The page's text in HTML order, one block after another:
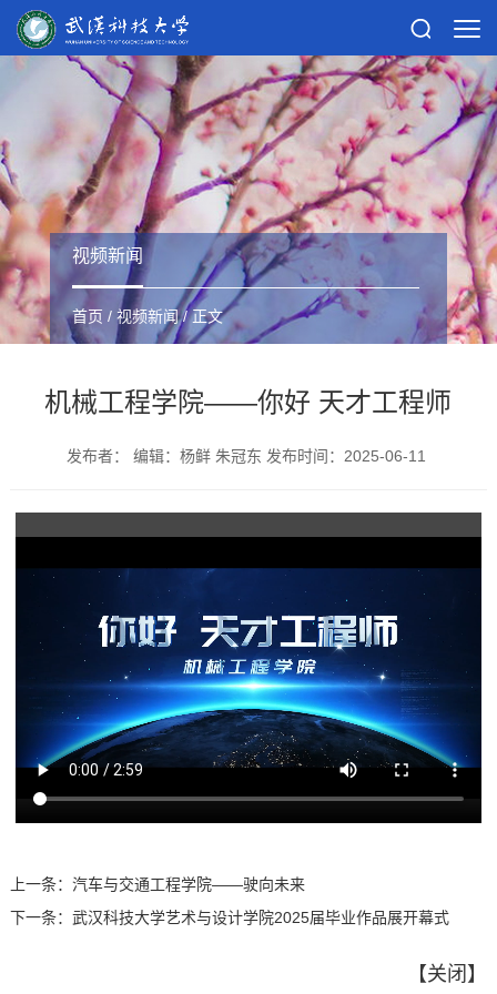
视频新闻
首页 / 视频新闻/ 正文
机械工程学院——你好 天才工程师
发布者： 编辑：杨鲜 朱冠东 发布时间：2025-06-11
上一条： 汽车与交通工程学院——驶向未来
下一条： 武汉科技大学艺术与设计学院2025届毕业作品展开幕式
【关闭 】